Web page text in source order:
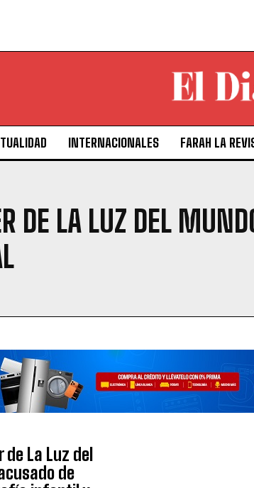
INTERNACIONALES FARAH LA
DE LA LUZ DEL
de La Luz del
de